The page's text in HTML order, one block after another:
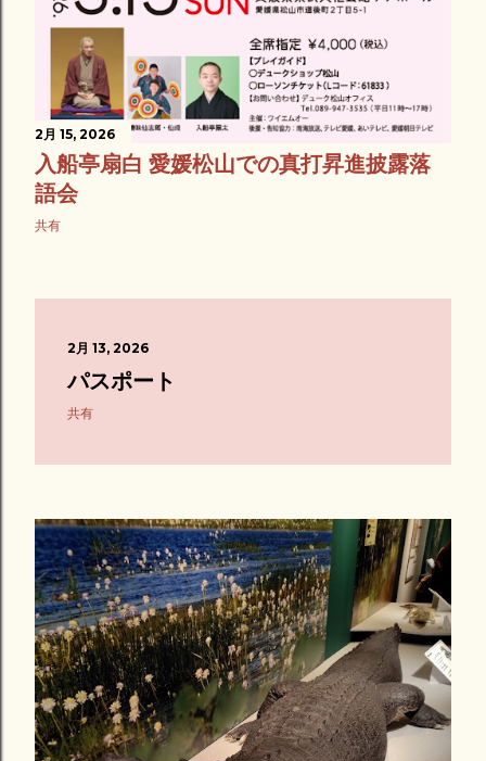
2月 15, 2026
入船亭扇白 愛媛松山での真打昇進披露落
語会
共有
2月 13, 2026
パスポート
共有